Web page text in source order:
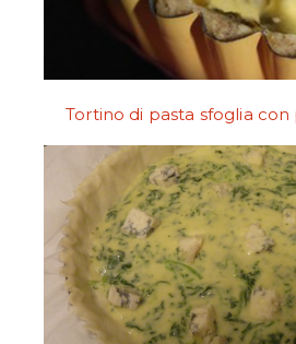
Tortino di pasta sfoglia